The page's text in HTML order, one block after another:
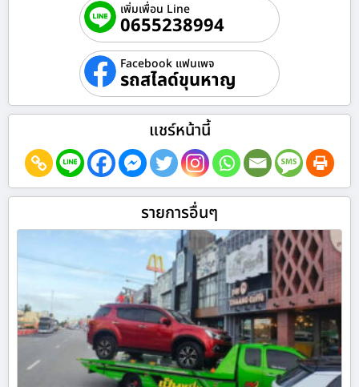
เพิ่มเพื่อน Line
0655238994
Facebook แฟนเพจ
รถสไลด์ขุนหาญ
แชร์หน้านี้
รายการอื่นๆ